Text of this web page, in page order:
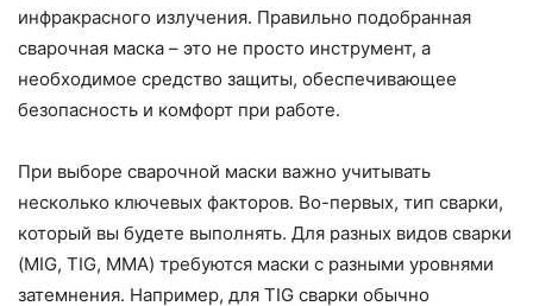
инфракрасного излучения. Правильно подобранная
сварочная маска – это не просто инструмент, а
необходимое средство защиты, обеспечивающее
безопасность и комфорт при работе.
При выборе сварочной маски важно учитывать
несколько ключевых факторов. Во-первых, тип сварки,
который вы будете выполнять. Для разных видов сварки
(MIG, TIG, MMA) требуются маски с разными уровнями
затемнения. Например, для TIG сварки обычно